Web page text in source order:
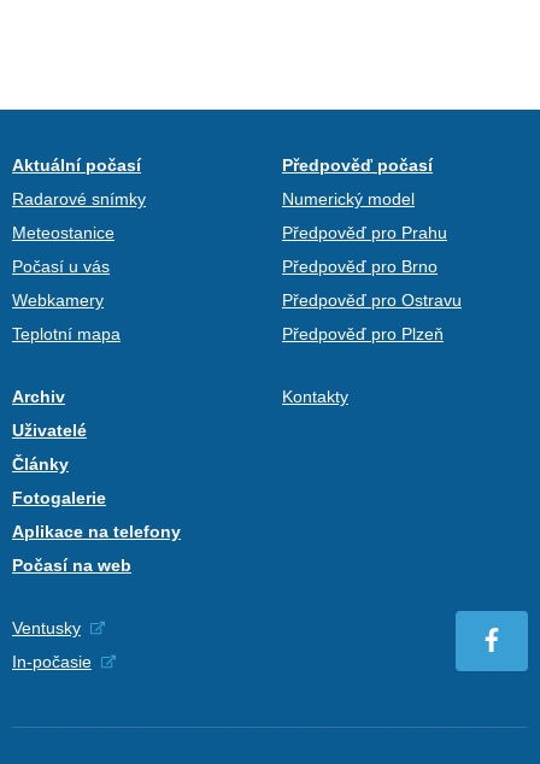
Aktuální počasí
Radarové snímky
Meteostanice
Počasí u vás
Webkamery
Teplotní mapa
Předpověď počasí
Numerický model
Předpověď pro Prahu
Předpověď pro Brno
Předpověď pro Ostravu
Předpověď pro Plzeň
Archiv
Uživatelé
Články
Fotogalerie
Aplikace na telefony
Počasí na web
Kontakty
Ventusky
In-počasie